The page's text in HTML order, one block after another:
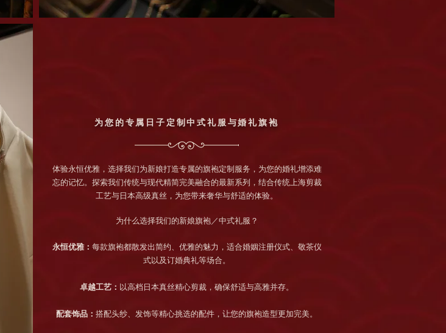
为您的专属日子定制中式礼服与婚礼旗袍
体验永恒优雅，选择我们为新娘打造专属的旗袍定制服务，为您的婚礼增添难
忘的记忆。探索我们传统与现代精简完美融合的最新系列，结合传统上海剪裁
工艺与日本高级真丝，为您带来奢华与舒适的体验。
为什么选择我们的新娘旗袍／中式礼服？
永恒优雅： 每款旗袍都散发出简约、优雅的魅力，适合婚姻注册仪式、敬茶仪
式以及订婚典礼等场合。
卓越工艺： 以高档日本真丝精心剪裁，确保舒适与高雅并存。
配套饰品： 搭配头纱、发饰等精心挑选的配件，让您的旗袍造型更加完美。